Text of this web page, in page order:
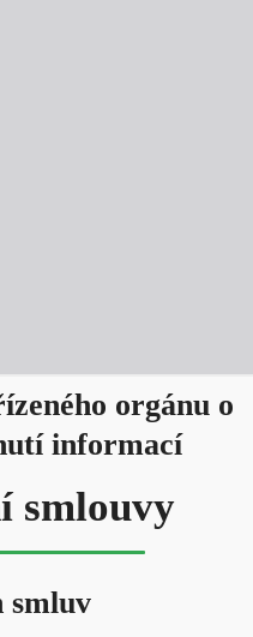
orgánu o
informací
smlouvy
smluv